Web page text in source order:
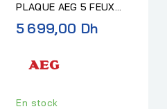
PLAQUE AEG 5 FEUX
90CM EN FONTE INOX
5 699,00 Dh
En stock